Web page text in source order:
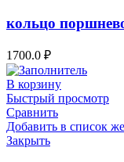
кольцо
1700.0 ₽
В корзину
Быстрый просмотр
Сравнить
Добавить в список
Закрыть